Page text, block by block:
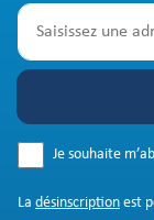
Je souhaite
La désinscription est